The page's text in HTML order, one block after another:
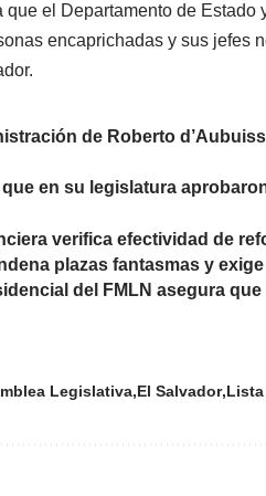
que el Departamento de
encaprichadas y sus jefes
de Roberto
que en su legislatura
verifica efectividad de
plazas fantasmas y
del FMLN asegura
Legislativa El Salvador